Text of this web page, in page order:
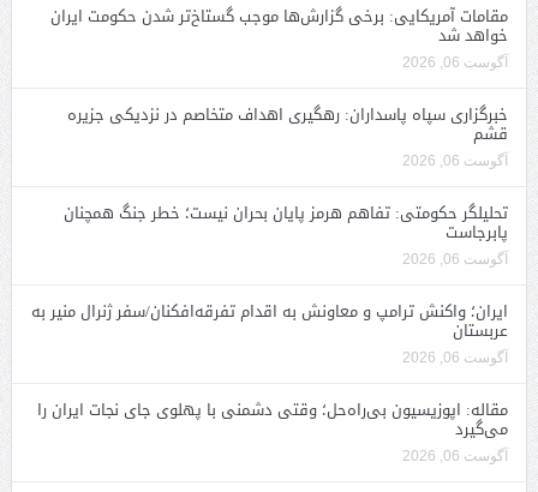
مقامات آمریکایی: برخی گزارش‌ها موجب گستاخ‌تر شدن حکومت ایران
خواهد شد
آگوست 06, 2026
خبرگزاری سپاه پاسداران: رهگیری اهداف متخاصم در نزدیکی جزیره
قشم
آگوست 06, 2026
تحلیلگر حکومتی: تفاهم هرمز پایان بحران نیست؛ خطر جنگ همچنان
پابرجاست
آگوست 06, 2026
ایران؛ واکنش ترامپ و معاونش به اقدام تفرقه‌افکنان/سفر ژنرال منیر به
عربستان
آگوست 06, 2026
مقاله: اپوزیسیون بی‌راه‌حل؛ وقتی دشمنی با پهلوی جای نجات ایران را
می‌گیرد
آگوست 06, 2026